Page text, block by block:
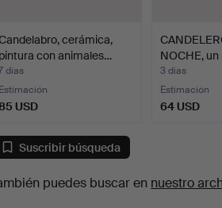
cerámica,
con animales…
días
USD
NOCHE, un
segund…
3 días
Estimación
64 USD
Suscribir búsqueda
puedes buscar en nuestro